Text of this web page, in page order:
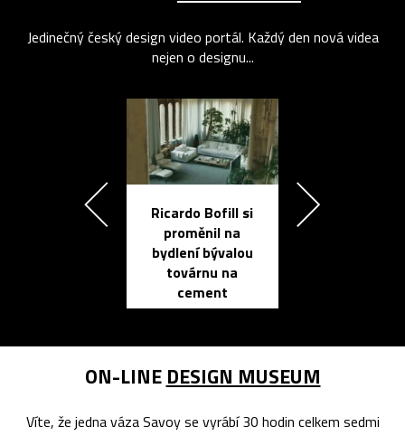
Jedinečný český design video portál. Každý den nová videa
nejen o designu...
Ricardo Bofill si
proměnil na
bydlení bývalou
továrnu na
cement
ON-LINE DESIGN MUSEUM
Víte, že jedna váza Savoy se vyrábí 30 hodin celkem sedmi